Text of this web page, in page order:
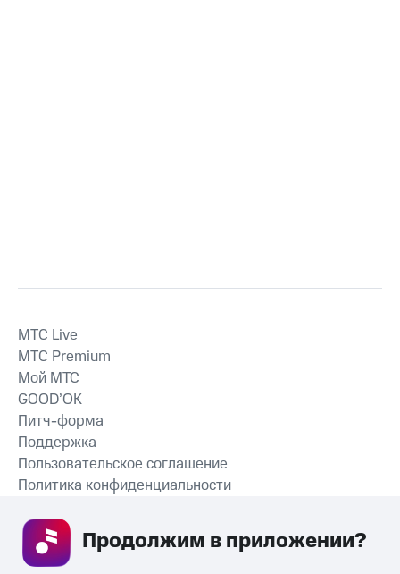
СКАЧАТЬ ПРИЛОЖЕНИЕ
MTС Live
MTС Premium
Мой МТС
GOOD’OK
Питч-форма
Поддержка
Пользовательское соглашение
Политика конфиденциальности